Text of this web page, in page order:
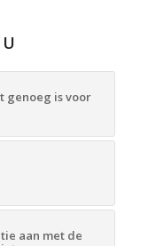
genoeg is voor
aan met de